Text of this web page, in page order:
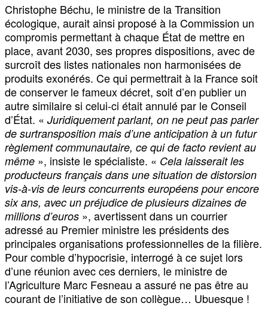
Christophe Béchu, le ministre de la Transition
écologique, aurait ainsi proposé à la Commission un
compromis permettant à chaque État de mettre en
place, avant 2030, ses propres dispositions, avec de
surcroît des listes nationales non harmonisées de
produits exonérés. Ce qui permettrait à la France soit
de conserver le fameux décret, soit d’en publier un
autre similaire si celui-ci était annulé par le Conseil
d’État. « Juridiquement parlant, on ne peut pas parler
de surtransposition mais d’une anticipation à un futur
règlement communautaire, ce qui de facto revient au
même », insiste le spécialiste. « Cela laisserait les
producteurs français dans une situation de distorsion
vis-à-vis de leurs concurrents européens pour encore
six ans, avec un préjudice de plusieurs dizaines de
millions d’euros », avertissent dans un courrier
adressé au Premier ministre les présidents des
principales organisations professionnelles de la filière.
Pour comble d’hypocrisie, interrogé à ce sujet lors
d’une réunion avec ces derniers, le ministre de
l’Agriculture Marc Fesneau a assuré ne pas être au
courant de l’initiative de son collègue… Ubuesque !